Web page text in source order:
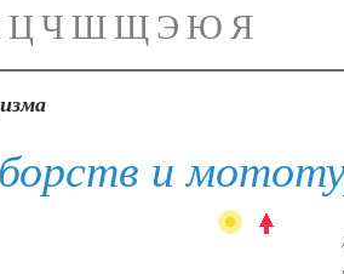
ЦЧ ШЩЭ ЮЯ
и